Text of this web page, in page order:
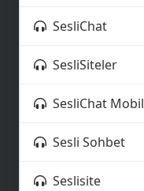
✉️
SesliChat
SesliSiteler
SesliChat Mobil
Sesli Sohbet
Seslisite